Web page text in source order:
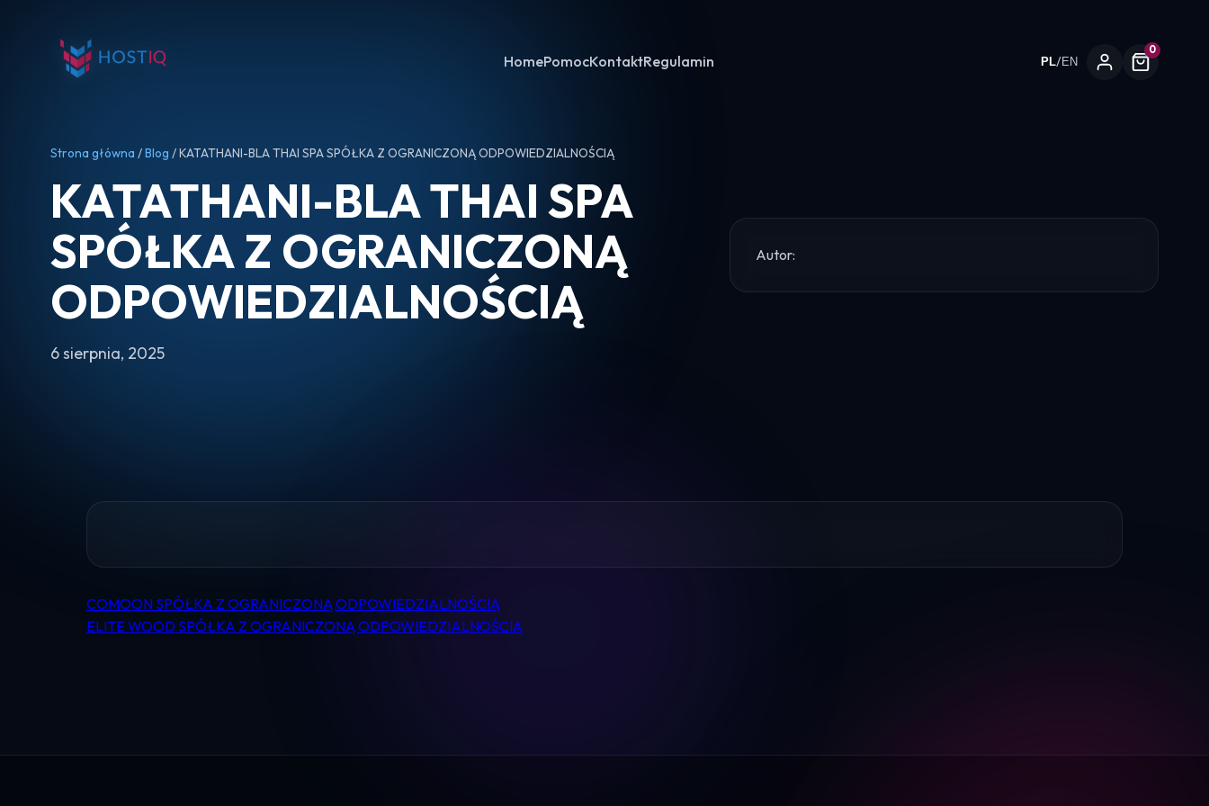
HomePomocKontaktRegulamin PL/EN
0
Strona główna /Blog / KATATHANI-BLA THAI SPA SPÓŁKA Z OGRANICZONĄ ODPOWIEDZIALNOŚCIĄ
KATATHANI-BLA THAI SPA
SPÓŁKA Z OGRANICZONĄ
ODPOWIEDZIALNOŚCIĄ
6 sierpnia, 2025
Autor:
Nawigacja
COMOON SPÓŁKA Z OGRANICZONĄ ODPOWIEDZIALNOŚCIĄ
ELITE WOOD SPÓŁKA Z OGRANICZONĄ ODPOWIEDZIALNOŚCIĄ